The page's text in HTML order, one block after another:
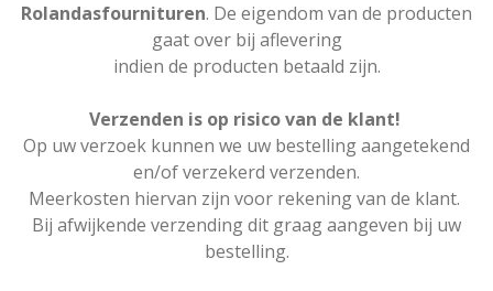
Rolandasfournituren. De eigendom van de producten
gaat over bij aflevering
indien de producten betaald zijn.
Verzenden is op risico van de klant!
Op uw verzoek kunnen we uw bestelling aangetekend
en/of verzekerd verzenden.
Meerkosten hiervan zijn voor rekening van de klant.
Bij afwijkende verzending dit graag aangeven bij uw
bestelling.